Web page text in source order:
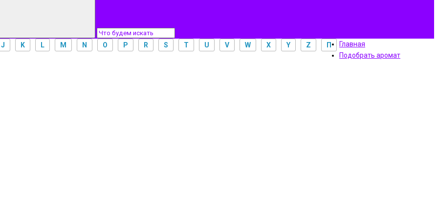
J K L M N O P R S T U V W X Y Z П
Главная
Подобрать аромат